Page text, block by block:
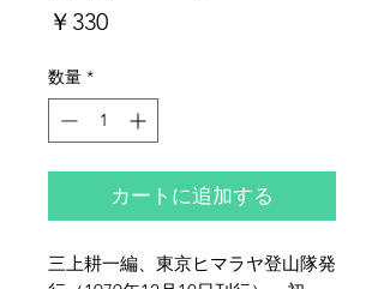
￥330価
数量 *
カートに追加する
三上耕一編、東京ヒマラヤ登山隊発